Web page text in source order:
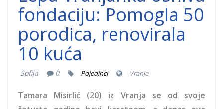
fondaciju: Pomogla 50
porodica, renovirala
10 kuća
Sofija 0 Pojedinci Vranje
Tamara Misirlić (20) iz Vranja se od svoje